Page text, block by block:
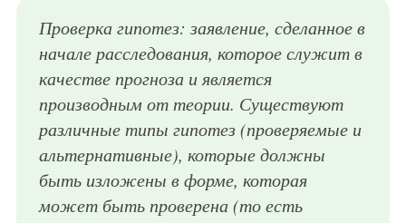
Проверка гипотез: заявление, сделанное в
начале расследования, которое служит в
качестве прогноза и является
производным от теории. Существуют
различные типы гипотез (проверяемые и
альтернативные), которые должны
быть изложены в форме, которая
может быть проверена (то есть